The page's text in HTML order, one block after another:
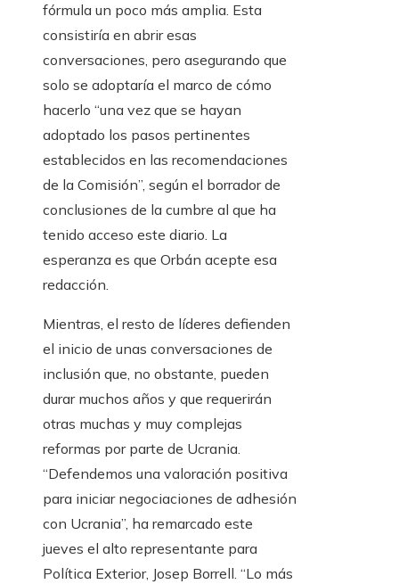
fórmula un poco más amplia. Esta
consistiría en abrir esas
conversaciones, pero asegurando que
solo se adoptaría el marco de cómo
hacerlo “una vez que se hayan
adoptado los pasos pertinentes
establecidos en las recomendaciones
de la Comisión”, según el borrador de
conclusiones de la cumbre al que ha
tenido acceso este diario. La
esperanza es que Orbán acepte esa
redacción.
Mientras, el resto de líderes defienden
el inicio de unas conversaciones de
inclusión que, no obstante, pueden
durar muchos años y que requerirán
otras muchas y muy complejas
reformas por parte de Ucrania.
“Defendemos una valoración positiva
para iniciar negociaciones de adhesión
con Ucrania”, ha remarcado este
jueves el alto representante para
Política Exterior, Josep Borrell. “Lo más